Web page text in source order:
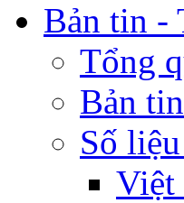
Bản tin -
Tổng
Bản
Số
Việt